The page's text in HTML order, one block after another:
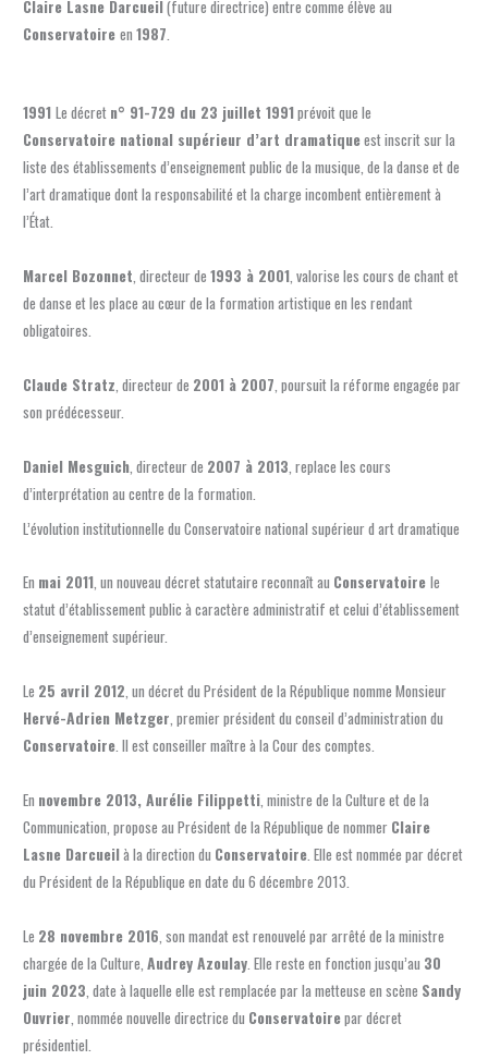
Claire Lasne Darcueil(future directrice) entre comme élève au
Conservatoireen1987
1991Le décret n° 91-729 du 23 juillet 1991prévoit que le
Conservatoire national supérieur d’art dramatiqueest inscrit sur la
liste des établissements d’enseignement public de la musique, de la danse et de
l’art dramatique dont la responsabilité et la charge incombent entièrement à
l’État.
Marcel Bozonnet , directeur de1993 à 2001 , valorise les cours de chant et
de danse et les place au cœur de la formation artistique en les rendant
obligatoires.
Claude Stratz , directeur de 2001 à 2007 , poursuit la réforme engagée par
son prédécesseur.
Daniel Mesguich , directeur de 2007 à 2013 , replace les cours
d’interprétation au centre de la formation.
L’évolution institutionnelle du Conservatoire national supérieur d art dramatique
En mai 2011 , un nouveau décret statutaire reconnaît au Conservatoirele
statut d’établissement public à caractère administratif et celui d’établissement
d’enseignement supérieur.
Le 25 avril 2012 , un décret du Président de la République nomme Monsieur
Hervé-Adrien Metzger , premier président du conseil d’administration du
Conservatoire . Il est conseiller maître à la Cour des comptes.
En novembre 2013, Aurélie Filippetti , ministre de la Culture et de la
Communication, propose au Président de la République de nommer Claire
Lasne Darcueilà la direction du Conservatoire . Elle est nommée par décret
du Président de la République en date du 6 décembre 2013.
Le 28 novembre 2016 , son mandat est renouvelé par arrêté de la ministre
chargée de la Culture,Audrey Azoulay . Elle reste en fonction jusqu’au 30
juin 2023 , date à laquelle elle est remplacée par la metteuse en scène Sandy
Ouvrier , nommée nouvelle directrice du Conservatoirepar décret
présidentiel.